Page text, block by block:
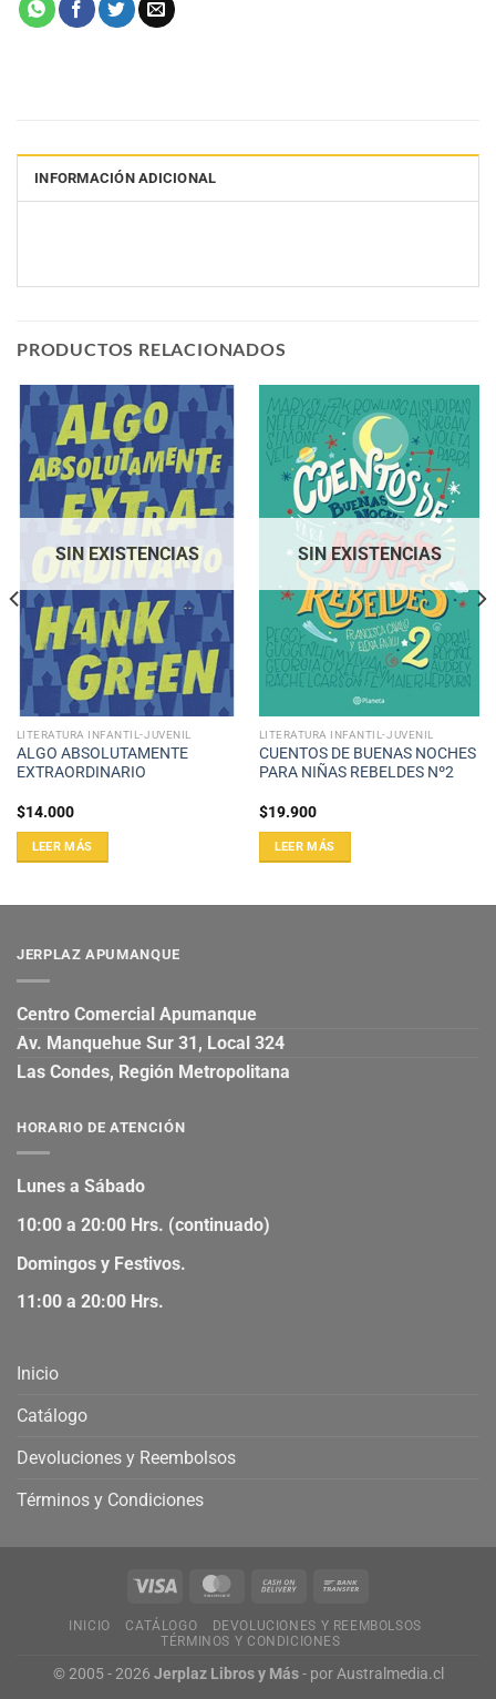
INFORMACIÓN ADICIONAL
PRODUCTOS RELACIONADOS
SIN EXISTENCIAS
LITERATURA INFANTIL-JUVENIL
ALGO ABSOLUTAMENTE
EXTRAORDINARIO
$14.000
LEER MÁS
SIN EXISTENCIAS
LITERATURA INFANTIL-JUVENIL
CUENTOS DE BUENAS NOCHES
PARA NIÑAS REBELDES Nº2
$19.900
LEER MÁS
JERPLAZ APUMANQUE
Centro Comercial Apumanque
Av. Manquehue Sur 31, Local 324
Las Condes, Región Metropolitana
HORARIO DE ATENCIÓN
Lunes a Sábado
10:00 a 20:00 Hrs. (continuado)
Domingos y Festivos.
11:00 a 20:00 Hrs.
Inicio
Catálogo
Devoluciones y Reembolsos
Términos y Condiciones
INICIO CATÁLOGO
DEVOLUCIONES Y REEMBOLSOS
TÉRMINOS Y CONDICIONES
© 2005 - 2026 Jerplaz Libros y Más- porAustralmedia.cl